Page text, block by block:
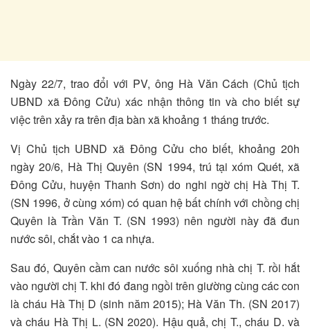
Ngày 22/7, trao đổi với PV, ông Hà Văn Cách (Chủ tịch
UBND xã Đông Cửu) xác nhận thông tin và cho biết sự
việc trên xảy ra trên địa bàn xã khoảng 1 tháng trước.
Vị Chủ tịch UBND xã Đông Cửu cho biết, khoảng 20h
ngày 20/6, Hà Thị Quyên (SN 1994, trú tại xóm Quét, xã
Đông Cửu, huyện Thanh Sơn) do nghi ngờ chị Hà Thị T.
(SN 1996, ở cùng xóm) có quan hệ bất chính với chồng chị
Quyên là Trần Văn T. (SN 1993) nên người này đã đun
nước sôi, chắt vào 1 ca nhựa.
Sau đó, Quyên cầm can nước sôi xuống nhà chị T. rồi hắt
vào người chị T. khi đó đang ngồi trên giường cùng các con
là cháu Hà Thị D (sinh năm 2015); Hà Văn Th. (SN 2017)
và cháu Hà Thị L. (SN 2020). Hậu quả, chị T., cháu D. và